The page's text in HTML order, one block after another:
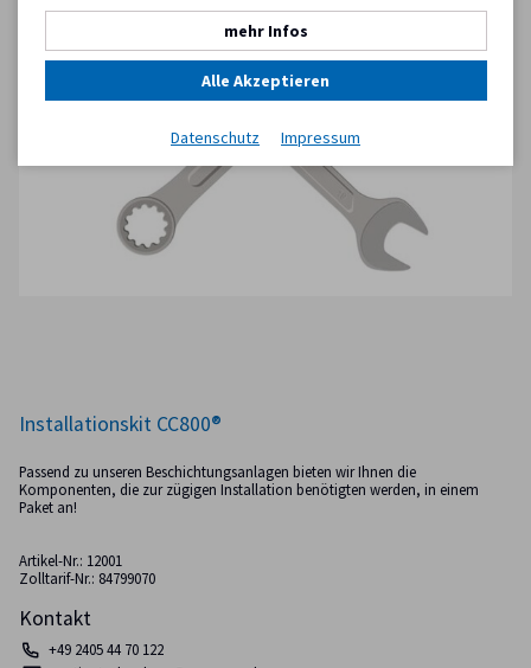
Installationskit CC800®
Passend zu unseren Beschichtungsanlagen bieten wir Ihnen die
Komponenten, die zur zügigen Installation benötigten werden, in einem
Paket an!
Artikel-Nr.: 12001
Zolltarif-Nr.: 84799070
Kontakt
+49 2405 44 70 122
mehr Infos
Alle Akzeptieren
Datenschutz Impressum